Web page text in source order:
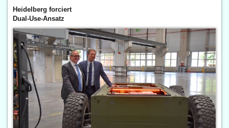
Heidelberg forciert
Dual-Use-Ansatz